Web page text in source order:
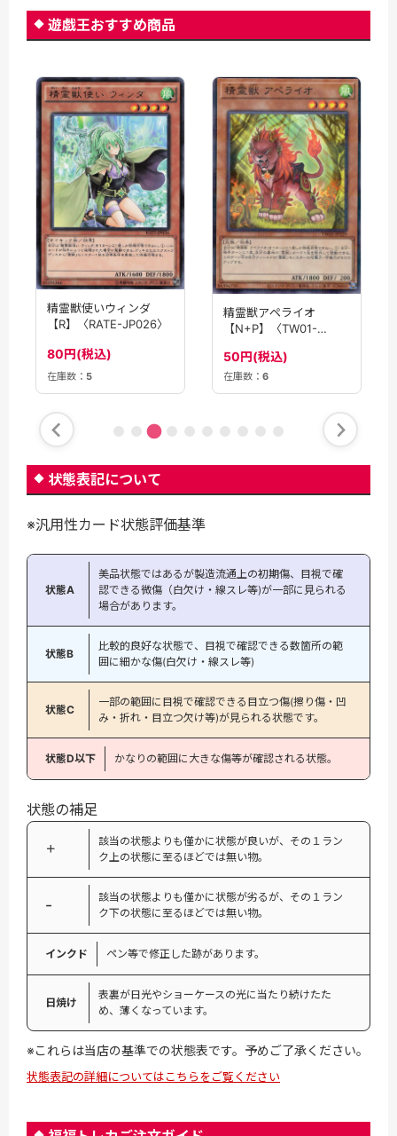
遊戯王おすすめ商品
精霊獣使いウィンダ
【R】〈RATE-JP026〉
80円(税込)
在庫数： 5
精霊獣アペライオ
【N+P】〈TW01-
50円(税込)
在庫数： 6
状態表記について
※汎用性カード状態評価基準
状態A
美品状態ではあるが製造流通上の初期傷、目視で確
認できる微傷（白欠け・線スレ等)が一部に見られる
場合があります。
状態B
比較的良好な状態で、目視で確認できる数箇所の範
囲に細かな傷(白欠け・線スレ等)
状態C
一部の範囲に目視で確認できる目立つ傷(擦り傷・凹
み・折れ・目立つ欠け等)が見られる状態です。
状態D以下 かなりの範囲に大きな傷等が確認される状態。
状態の補足
＋
該当の状態よりも僅かに状態が良いが、その１ラン
ク上の状態に至るほどでは無い物。
−
該当の状態よりも僅かに状態が劣るが、その１ラン
ク下の状態に至るほどでは無い物。
インクド ペン等で修正した跡があります。
日焼け
表裏が日光やショーケースの光に当たり続けたた
め、薄くなっています。
※これらは当店の基準での状態表です。予めご了承ください。
状態表記の詳細についてはこちらをご覧ください